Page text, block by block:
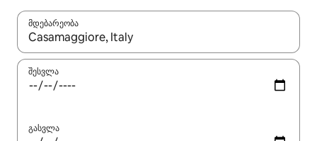
მდებარეობა
როცა შედეგები ხელმისაწვდომი გახდება, ნავიგაციისთვის
შესვლა
გასვლა